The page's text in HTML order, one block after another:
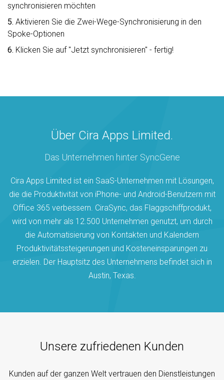
synchronisieren möchten
5. Aktivieren Sie die Zwei-Wege-Synchronisierung in den
Spoke-Optionen
6. Klicken Sie auf "Jetzt synchronisieren" - fertig!
Über Cira Apps Limited.
Das Unternehmen hinter SyncGene
Cira Apps Limited ist ein SaaS-Unternehmen mit Lösungen,
die die Produktivität von iPhone- und Android-Benutzern mit
Office 365 verbessern. CiraSync, das Flaggschiffprodukt,
wird von mehr als 12.500 Unternehmen genutzt, um durch
die Automatisierung von Kontakten und Kalendern
Produktivitätssteigerungen und Kosteneinsparungen zu
erzielen. Der Hauptsitz des Unternehmens befindet sich in
Austin, Texas.
Unsere zufriedenen Kunden
Kunden auf der ganzen Welt vertrauen den Dienstleistungen